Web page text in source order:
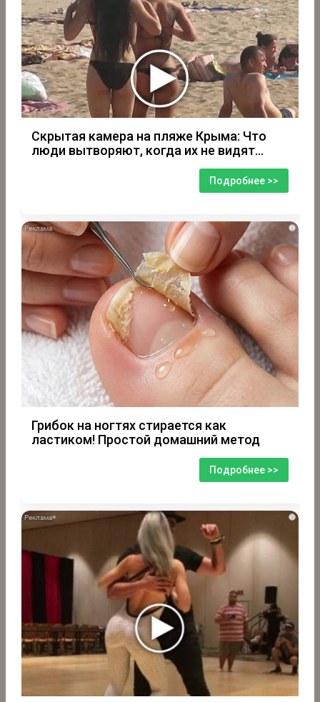
Скрытая камера на пляже Крыма: Что
люди вытворяют, когда их не видят...
Подробнее >>
i
Грибок на ногтях стирается как
ластиком! Простой домашний метод
Подробнее >>
i